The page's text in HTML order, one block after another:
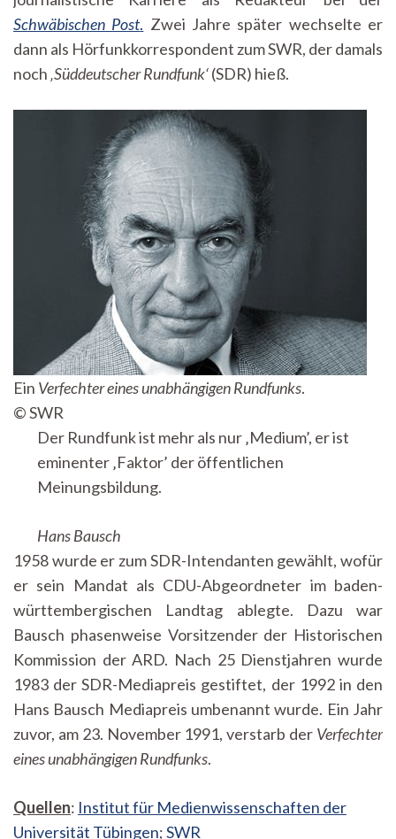
Schwäbischen Post. Zwei Jahre später wechselte er
dann als Hörfunkkorrespondent zum SWR, der damals
noch ‚Süddeutscher Rundfunk‘(SDR) hieß.
Ein Verfechter eines unabhängigen Rundfunks.
© SWR
Der Rundfunk ist mehr als nur ‚Medium’, er ist
eminenter ‚Faktor’ der öffentlichen
Meinungsbildung.
Hans Bausch
1958 wurde er zum SDR-Intendanten gewählt, wofür
er sein Mandat als CDU-Abgeordneter im baden-
württembergischen Landtag ablegte. Dazu war
Bausch phasenweise Vorsitzender der Historischen
Kommission der ARD. Nach 25 Dienstjahren wurde
1983 der SDR-Mediapreis gestiftet, der 1992 in den
Hans Bausch Mediapreis umbenannt wurde. Ein Jahr
zuvor, am 23. November 1991, verstarb der Verfechter
eines unabhängigen Rundfunks.
Quellen: Institut für Medienwissenschaften der
Universität Tübingen;SWR